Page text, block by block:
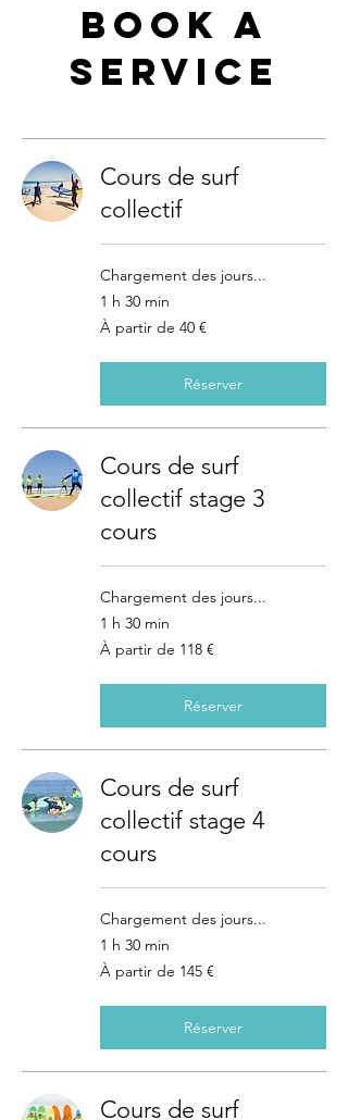
Book a
Service
Cours de surf
collectif
Chargement des jours...
1 h 30 min
À
partir
À partir de 40 €
Réserver
Cours de surf
collectif stage 3
cours
Chargement des jours...
1 h 30 min
À
partir
À partir de 118 €
Réserver
Cours de surf
collectif stage 4
cours
Chargement des jours...
1 h 30 min
À
partir
À partir de 145 €
Réserver
Cours de surf